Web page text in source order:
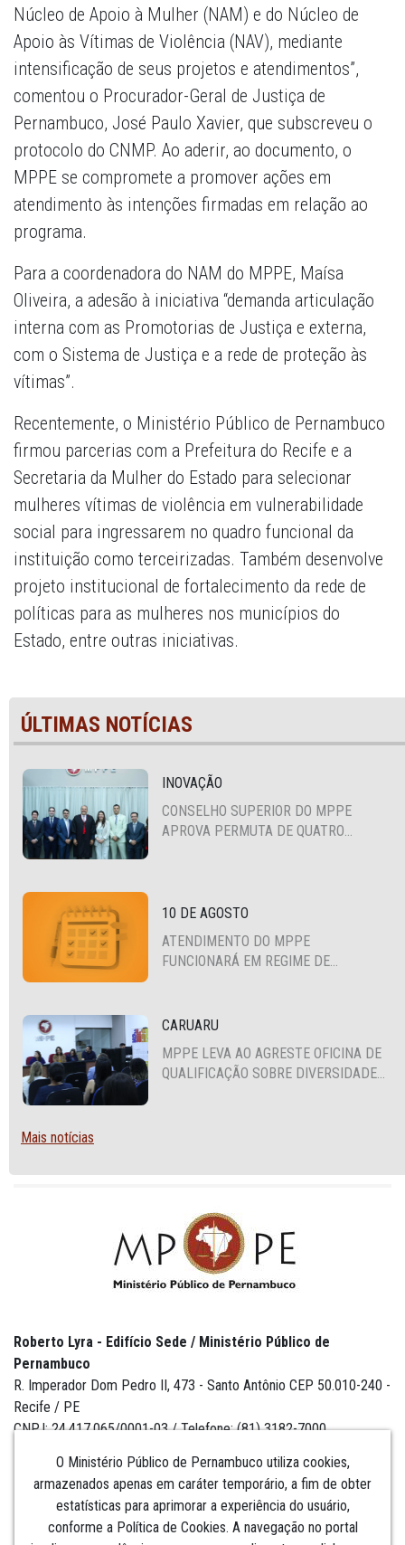
Núcleo de Apoio à Mulher (NAM) e do Núcleo de
Apoio às Vítimas de Violência (NAV), mediante
intensificação de seus projetos e atendimentos”,
comentou o Procurador-Geral de Justiça de
Pernambuco, José Paulo Xavier, que subscreveu o
protocolo do CNMP. Ao aderir, ao documento, o
MPPE se compromete a promover ações em
atendimento às intenções firmadas em relação ao
programa.
Para a coordenadora do NAM do MPPE, Maísa
Oliveira, a adesão à iniciativa “demanda articulação
interna com as Promotorias de Justiça e externa,
com o Sistema de Justiça e a rede de proteção às
vítimas”.
Recentemente, o Ministério Público de Pernambuco
firmou parcerias com a Prefeitura do Recife e a
Secretaria da Mulher do Estado para selecionar
mulheres vítimas de violência em vulnerabilidade
social para ingressarem no quadro funcional da
instituição como terceirizadas. Também desenvolve
projeto institucional de fortalecimento da rede de
políticas para as mulheres nos municípios do
Estado, entre outras iniciativas.
ÚLTIMAS NOTÍCIAS
INOVAÇÃO
CONSELHO SUPERIOR DO MPPE
APROVA PERMUTA DE QUATRO
10 DE AGOSTO
ATENDIMENTO DO MPPE
FUNCIONARÁ EM REGIME DE
CARUARU
MPPE LEVA AO AGRESTE OFICINA DE
QUALIFICAÇÃO SOBRE DIVERSIDADE
Mais notícias
O Ministério Público de Pernambuco utiliza cookies,
armazenados apenas em caráter temporário, a fim de obter
estatísticas para aprimorar a experiência do usuário,
conforme a Política de Cookies. A navegação no portal
Roberto Lyra - Edifício Sede / Ministério Público de
Pernambuco
R. Imperador Dom Pedro II, 473 - Santo Antônio CEP 50.010-240 -
Recife / PE
CNPJ: 24.417.065/0001-03 / Telefone: (81) 3182-7000
Institucional